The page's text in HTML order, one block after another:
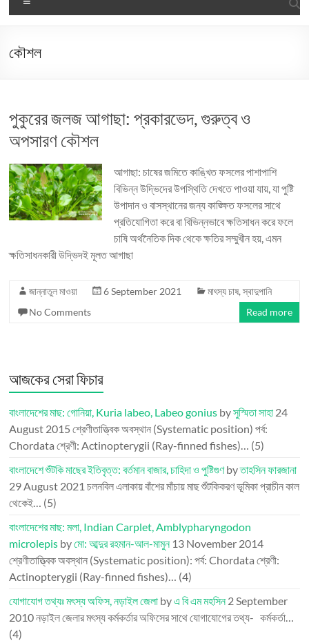
কৌশল
পুকুরের জলজ আগাছা: প্রকারভেদ, গুরুত্ব ও
অপসারণ কৌশল
আগাছা: চাষের জমিতে কাঙ্খিত ফসলের পাশাপাশি
বিভিন্ন উদ্ভিদের উপস্থিতি দেখতে পাওয়া যায়, যা পুষ্টি
উপাদান ও বাসস্থানের জন্য কাঙ্ক্ষিত ফসলের সাথে
প্রতিযোগিতা করে বা বিভিন্নভাবে ক্ষতিসাধন করে ফলে
চাষি অর্থনৈতিক দিক থেকে ক্ষতির সম্মুখীন হয়, এমন
ক্ষতিসাধনকারী উদ্ভিদই মূলত আগাছা
জান্নাতুল মাওয়া 6 September 2021 মাৎস্য চাষ,স্বাদুপানি
No Comments
Read more
আজকের সেরা ফিচার
বাংলাদেশের মাছ: গোনিয়া, Kuria labeo, Labeo gonius byসুস্মিতা সাহা 24
August 2015 শ্রেণীতাত্ত্বিক অবস্থান (Systematic position) পর্ব:
Chordata শ্রেণী: Actinopterygii (Ray-finned fishes)… (5)
বাংলাদেশে শুঁটকি মাছের ইতিবৃত্ত: বর্তমান বাজার, চাহিদা ও পুষ্টিগুণbyতাহসিন ফারজানা
29 August 2021 চলনবিল এলাকায় বাঁশের মাঁচায় মাছ শুঁটকিকরণ ভূমিকা প্রাচীন কাল
থেকেই… (5)
বাংলাদেশের মাছ: মলা, Indian Carplet, Amblypharyngodon
microlepis byমো: আব্দুর রহমান-আল-মামুন 13 November 2014
শ্রেণীতাত্ত্বিক অবস্থান (Systematic position): পর্ব: Chordata শ্রেণী:
Actinopterygii (Ray-finned fishes)… (4)
যোগাযোগ তথ্যঃ মৎস্য অফিস, নড়াইল জেলা byএ বি এম মহসিন2 September
2010নড়াইল জেলার মৎস্য কর্মকর্তার অফিসের সাথে যোগাযোগের তথ্য- কর্মকর্তা…
(4)